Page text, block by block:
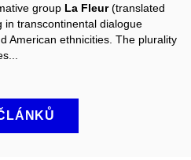
group La Fleur (translated
in transcontinental dialogue
American ethnicities. The plurality